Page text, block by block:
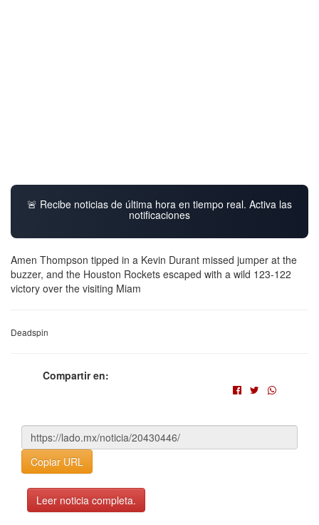
🚨 Recibe noticias de última hora en tiempo real. Activa las
notificaciones
Amen Thompson tipped in a Kevin Durant missed jumper at the
buzzer, and the Houston Rockets escaped with a wild 123-122
victory over the visiting Miam
Deadspin
Compartir en:
Copiar URL
Leer noticia completa.